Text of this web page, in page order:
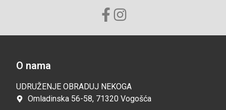
O nama
UDRUŽENJE OBRADUJ NEKOGA
Omladinska 56-58, 71320 Vogošća